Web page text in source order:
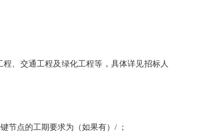
、交通工程及绿化工程等，具体详见招标人
点的工期要求为（如果有）/ ；